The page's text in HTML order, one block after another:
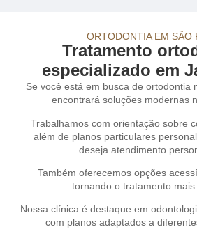
ORTODONTIA EM SÃO
Tratamento
especializado em
Se você está em busca de ortodontia
encontrará soluções modernas
Trabalhamos com orientação sobre
além de planos particulares
deseja atendimento
Também oferecemos opções
tornando o tratamento mais
Nossa clínica é destaque em
com planos adaptados a